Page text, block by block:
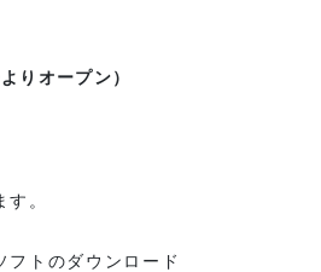
りオープン）
。
トのダウンロード